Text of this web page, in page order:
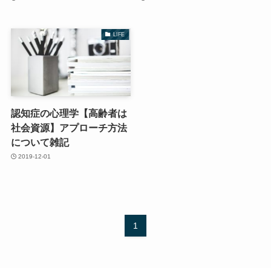
LIFE
認知症の心理学【高齢者は
社会資源】アプローチ方法
について雑記
2019-12-01
1